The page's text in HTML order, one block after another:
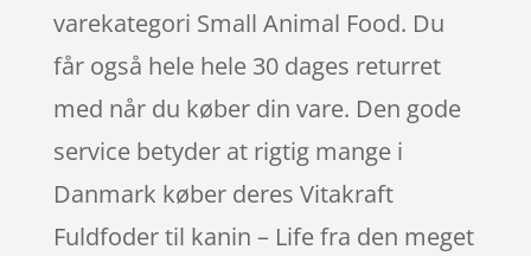
varekategori Small Animal Food. Du
får også hele hele 30 dages returret
med når du køber din vare. Den gode
service betyder at rigtig mange i
Danmark køber deres Vitakraft
Fuldfoder til kanin – Life fra den meget